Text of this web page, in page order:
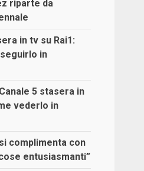
riparte da
in tv su Rai1:
in
5 stasera in
vederlo in
complimenta con
entusiasmanti”